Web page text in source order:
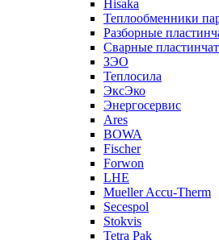
Hisaka
Теплообменники
Разборные
Сварные
ЗЭО
Теплосила
ЭксЭко
Энергосервис
Ares
BOWA
Fischer
Forwon
LHE
Mueller Accu-Therm
Secespol
Stokvis
Tetra Pak